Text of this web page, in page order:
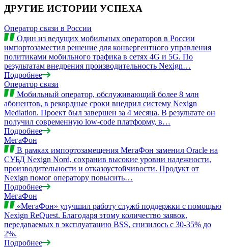
ДРУГИЕ ИСТОРИИ УСПЕХА
Оператор связи в России
Один из ведущих мобильных операторов в России
импортозаместил решение для конвергентного управления
политиками мобильного трафика в сетях 4G и 5G. По
результатам внедрения производительность Nexign…
Подробнее
Оператор связи
Мобильный оператор, обслуживающий более 8 млн
абонентов, в рекордные сроки внедрил систему Nexign
Mediation. Проект был завершен за 4 месяца. В результате он
получил современную low-code платформу, в…
Подробнее
МегаФон
В рамках импортозамещения МегаФон заменил Oracle на
СУБД Nexign Nord, сохранив высокие уровни надежности,
производительности и отказоустойчивости. Продукт от
Nexign помог оператору повысить…
Подробнее
МегаФон
«МегаФон» улучшил работу служб поддержки с помощью
Nexign ReQuest. Благодаря этому количество заявок,
передаваемых в эксплуатацию BSS, снизилось с 30-35% до
2%.
Подробнее